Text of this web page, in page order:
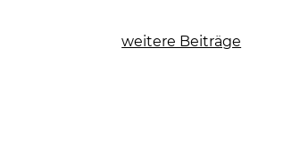
weitere Beiträge